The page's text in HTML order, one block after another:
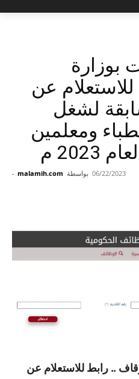
بوزارة
عن
لشغل
ومعلمين
م
بواسطة malamih.com
- 06/22/2023
.. رابط للاستعلام عن